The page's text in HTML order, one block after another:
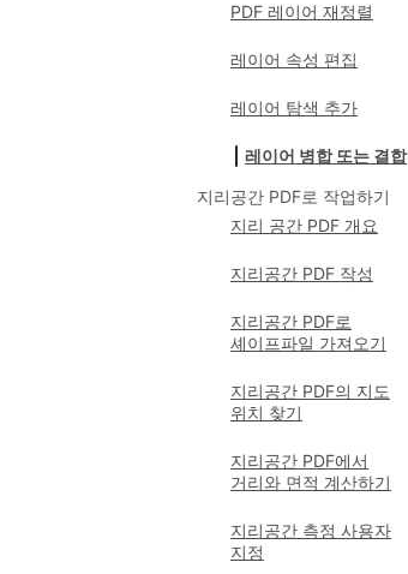
PDF 레이어 재정렬
레이어 속성 편집
레이어 탐색 추가
레이어 병합 또는 결합
지리공간 PDF로 작업하기
지리 공간 PDF 개요
지리공간 PDF 작성
지리공간 PDF로
셰이프파일 가져오기
지리공간 PDF의 지도
위치 찾기
지리공간 PDF에서
거리와 면적 계산하기
지리공간 측정 사용자
지정